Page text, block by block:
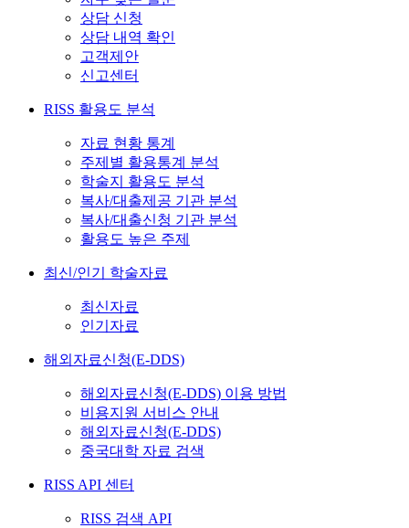
상담 신청
상담 내역 확인
고객제안
신고센터
RISS 활용도 분석
자료 현황 통계
주제별 활용통계 분석
학술지 활용도 분석
복사/대출제공 기관 분석
복사/대출신청 기관 분석
활용도 높은 주제
최신/인기 학술자료
최신자료
인기자료
해외자료신청(E-DDS)
해외자료신청(E-DDS) 이용 방법
비용지원 서비스 안내
해외자료신청(E-DDS)
중국대학 자료 검색
RISS API 센터
RISS 검색 API